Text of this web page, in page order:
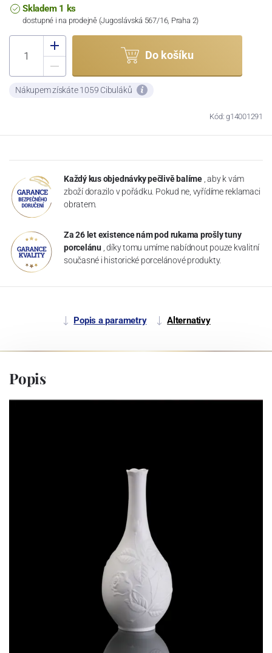
Skladem 1 ks
dostupné i na prodejně (Jugoslávská 567/16, Praha 2)
Do košíku
Nákupem získáte 1059 Cibuláků
Kód: g14001291
Každý kus objednávky pečlivě balíme , aby k vám
zboží dorazilo v pořádku. Pokud ne, vyřídíme reklamaci
obratem.
Za 26 let existence nám pod rukama prošly tuny
porcelánu , díky tomu umíme nabídnout pouze kvalitní
současné i historické porcelánové produkty.
Popis a parametry Alternativy
Popis